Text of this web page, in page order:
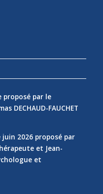
proposé par le
DECHAUD-FAUCHET
2026 proposé par
et Jean-
et